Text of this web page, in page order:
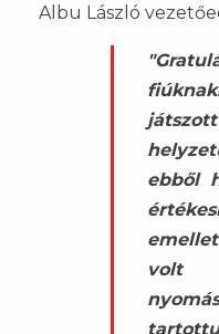
Albu László
ebből
volt